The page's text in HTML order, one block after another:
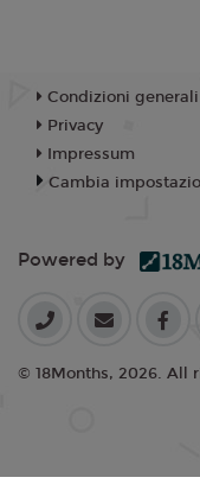
Condizioni generali
Privacy
Impressum
Cambia
Powered by
© 18Months, 2026. All